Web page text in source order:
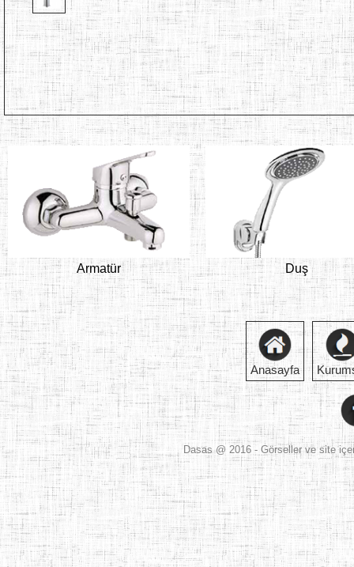
Armatür Duş
Anasayfa
Dasas@ 2016 - Görseller ve site